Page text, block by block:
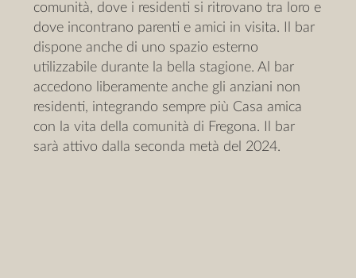
comunità, dove i residenti si ritrovano tra loro e
dove incontrano parenti e amici in visita. Il bar
dispone anche di uno spazio esterno
utilizzabile durante la bella stagione. Al bar
accedono liberamente anche gli anziani non
residenti, integrando sempre più Casa amica
con la vita della comunità di Fregona. Il bar
sarà attivo dalla seconda metà del 2024.